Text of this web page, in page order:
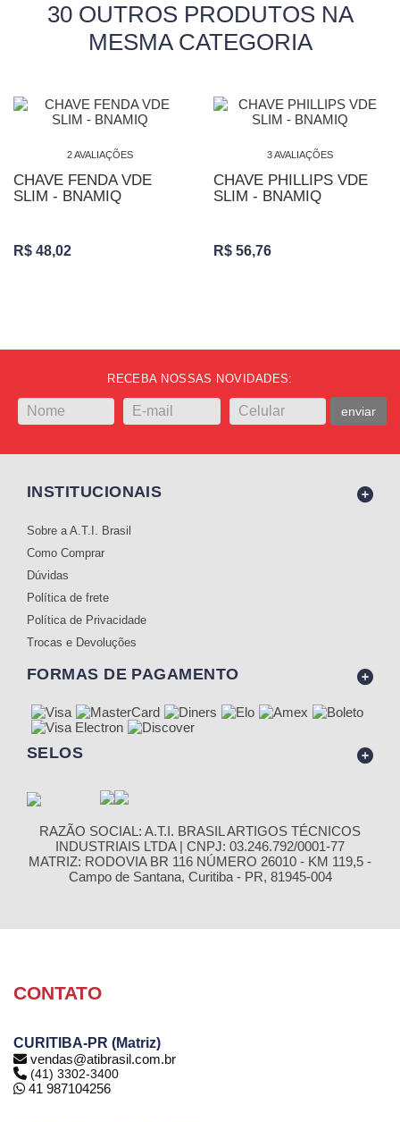
30 OUTROS PRODUTOS NA
MESMA CATEGORIA
2 AVALIAÇÕES
CHAVE FENDA VDE
SLIM - BNAMIQ
R$ 48,02
3 AVALIAÇÕES
CHAVE PHILLIPS VDE
SLIM - BNAMIQ
R$ 56,76
RECEBA NOSSAS NOVIDADES:
enviar
INSTITUCIONAIS
Sobre a A.T.I. Brasil
Como Comprar
Dúvidas
Política de frete
Política de Privacidade
Trocas e Devoluções
FORMAS DE PAGAMENTO
SELOS
RAZÃO SOCIAL: A.T.I. BRASIL ARTIGOS TÉCNICOS
INDUSTRIAIS LTDA | CNPJ: 03.246.792/0001-77
MATRIZ: RODOVIA BR 116 NÚMERO 26010 - KM 119,5 -
Campo de Santana, Curitiba - PR, 81945-004
CONTATO
CURITIBA-PR (Matriz)
vendas@atibrasil.com.br
(41) 3302-3400
41 987104256